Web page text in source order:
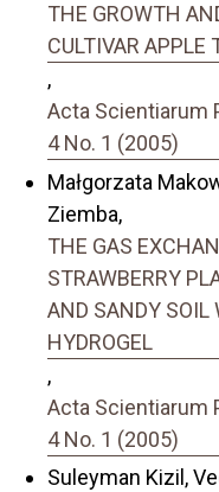
THE GROWTH
CULTIVAR APPLE
,
Acta Scientiarum
4 No. 1 (2005)
Małgorzata
Ziemba,
THE GAS
STRAWBERRY
AND SANDY SOIL
HYDROGEL
,
Acta Scientiarum
4 No. 1 (2005)
Suleyman Kizil,